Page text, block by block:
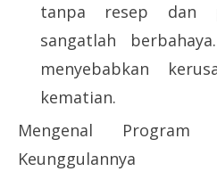
tanpa resep dan
sangatlah
menyebabkan
kematian.
Mengenal
Keunggulannya